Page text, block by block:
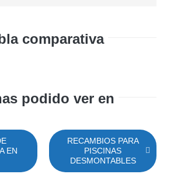
comparativa
podido ver en
EN
RECAMBIOS PARA
PISCINAS
DESMONTABLES